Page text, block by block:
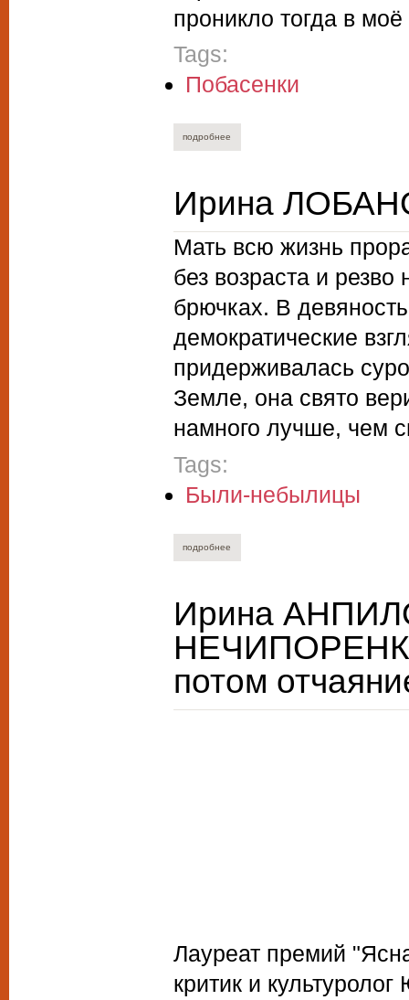
проникло тогда в
Tags:
Побасенки
подробнее
Ирина
Мать всю жизнь
без возраста и
брючках. В
демократические
придерживалась
Земле, она свято
намного лучше, чем
Tags:
Были-небылицы
подробнее
Ирина
потом
Лауреат премий
критик и